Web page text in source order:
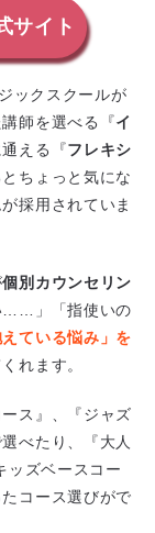
サイト
ックスクールが
師を選べる『イ
える『フレキシ
ちょっと気にな
採用されていま
個別カウンセリン
……」「指使いの
えている悩み」を
れます。
ス』、『ジャズ
べたり、『大人
ッズベースコー
コース選びがで